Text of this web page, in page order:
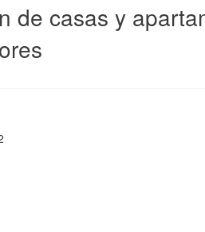
de casas y